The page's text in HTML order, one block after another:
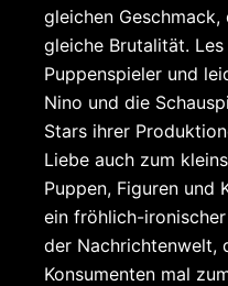
gleichen
gleiche Brutalität.
Puppenspieler und
Nino und die
Stars ihrer
Liebe auch zum
Puppen, Figuren und
ein fröhlich-
der Nachrichtenwelt,
Konsumenten mal